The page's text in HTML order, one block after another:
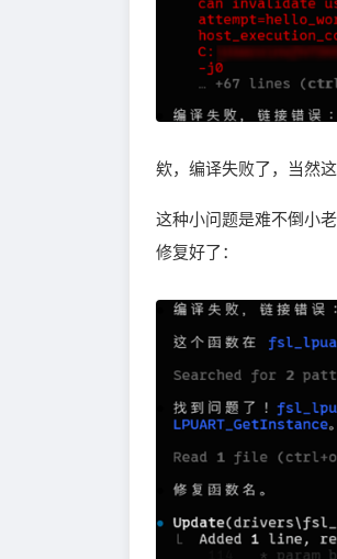
欸，编译失败了，当然
这种小问题是难不倒小
修复好了：